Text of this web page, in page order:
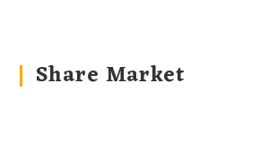
Share Market